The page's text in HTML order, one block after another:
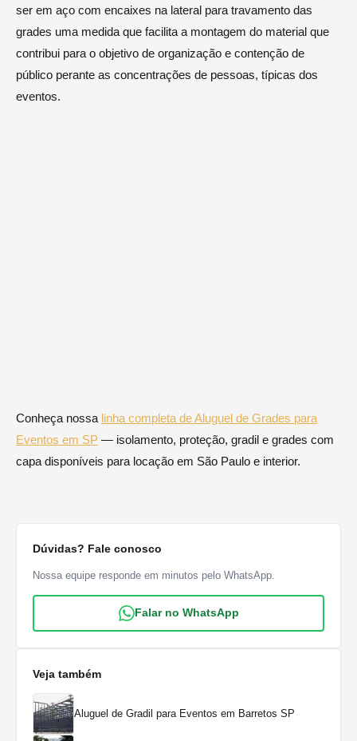
ser em aço com encaixes na lateral para travamento das
grades uma medida que facilita a montagem do material que
contribui para o objetivo de organização e contenção de
público perante as concentrações de pessoas, típicas dos
eventos.
Conheça nossa linha completa de Aluguel de Grades para
Eventos em SP — isolamento, proteção, gradil e grades com
capa disponíveis para locação em São Paulo e interior.
Dúvidas? Fale conosco
Nossa equipe responde em minutos pelo WhatsApp.
Falar no WhatsApp
Veja também
Aluguel de Gradil para Eventos em Barretos SP